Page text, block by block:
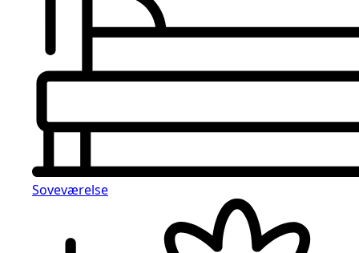
Soveværelse